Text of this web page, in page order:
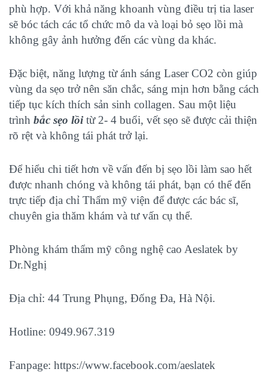
phù hợp. Với khả năng khoanh vùng điều trị tia laser
sẽ bóc tách các tổ chức mô da và loại bỏ sẹo lồi mà
không gây ảnh hưởng đến các vùng da khác.
Đặc biệt, năng lượng từ ánh sáng Laser CO2 còn giúp
vùng da sẹo trở nên săn chắc, sáng mịn hơn bằng cách
tiếp tục kích thích sản sinh collagen. Sau một liệu
trình bắc sẹo lồitừ 2- 4 buổi, vết sẹo sẽ được cải thiện
rõ rệt và không tái phát trở lại.
Để hiểu chi tiết hơn về vấn đến bị sẹo lồi làm sao hết
được nhanh chóng và không tái phát, bạn có thể đến
trực tiếp địa chỉ Thẩm mỹ viện để được các bác sĩ,
chuyên gia thăm khám và tư vấn cụ thể.
Phòng khám thẩm mỹ công nghệ cao Aeslatek by
Dr.Nghị
Địa chỉ: 44 Trung Phụng, Đống Đa, Hà Nội.
Hotline: 0949.967.319
Fanpage: https://www.facebook.com/aeslatek